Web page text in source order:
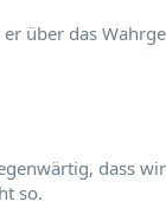
über das
dass
so.